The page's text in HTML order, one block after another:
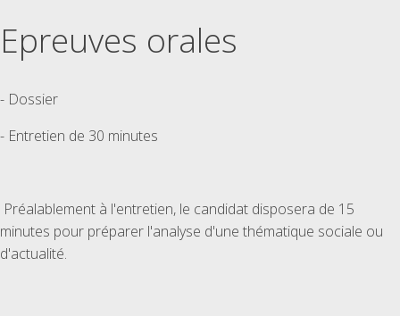
Epreuves orales
- Dossier
- Entretien de 30 minutes
Préalablement à l'entretien, le candidat disposera de 15
minutes pour préparer l'analyse d'une thématique sociale ou
d'actualité.